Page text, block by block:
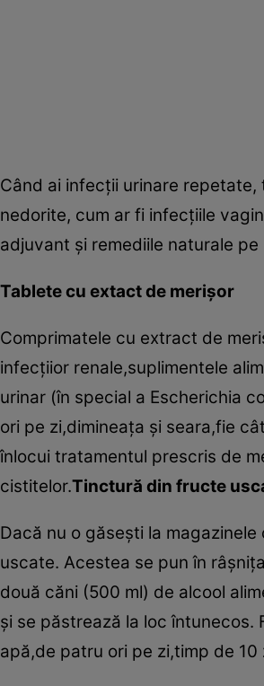
Când ai infecţii urinare
nedorite, cum ar fi infecţiile
adjuvant şi remediile naturale
Tablete cu extact de merişor
Comprimatele cu extract de
infecţiior renale,suplimentele
urinar (în special a Escherichia
ori pe zi,dimineaţa şi seara,fie
înlocui tratamentul prescris de
cistitelor.Tinctură din fructe
Dacă nu o găseşti la
uscate. Acestea se pun în
două căni (500 ml) de alcool
şi se păstrează la loc
apă,de patru ori pe zi,timp de 10